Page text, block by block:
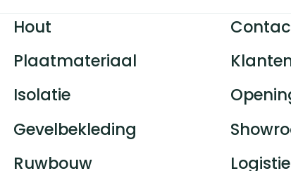
Hout
Plaatmateriaal
Isolatie
Gevelbekleding
Ruwbouw